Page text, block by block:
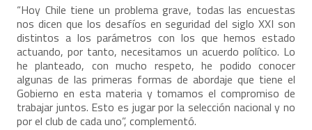
“Hoy Chile tiene un problema grave, todas las encuestas
nos dicen que los desafíos en seguridad del siglo XXI son
distintos a los parámetros con los que hemos estado
actuando, por tanto, necesitamos un acuerdo político. Lo
he planteado, con mucho respeto, he podido conocer
algunas de las primeras formas de abordaje que tiene el
Gobierno en esta materia y tomamos el compromiso de
trabajar juntos. Esto es jugar por la selección nacional y no
por el club de cada uno”, complementó.